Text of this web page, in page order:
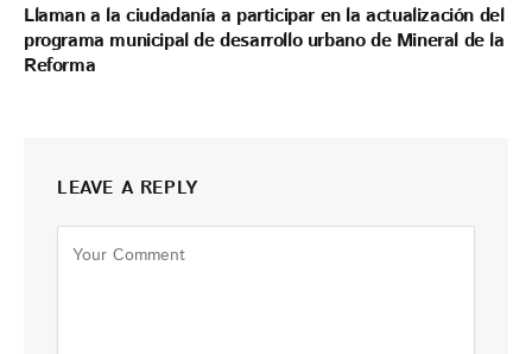
Llaman a la ciudadanía a participar en la actualización del
programa municipal de desarrollo urbano de Mineral de la
Reforma
LEAVE A REPLY